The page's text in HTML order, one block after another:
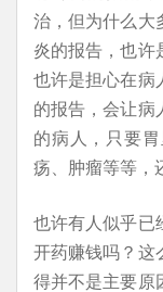
治，但为什么大
炎的报告，也许
也许是担心在病
的报告，会让病
的病人，只要
疡、肿瘤等等，
也许有人似乎已
开药赚钱吗？这
得并不是主要原